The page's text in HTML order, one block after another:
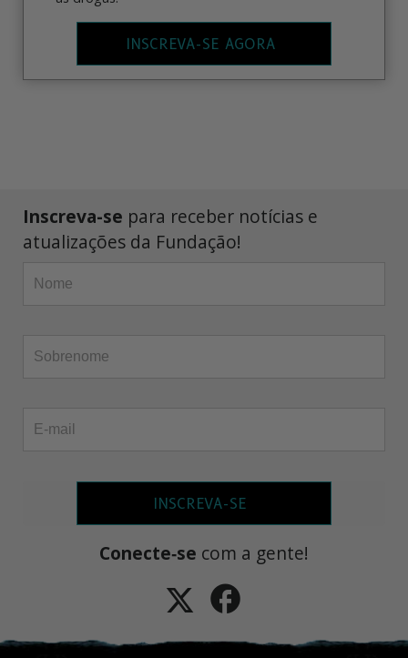
INSCREVA-SE AGORA
Inscreva-se para receber notícias e
atualizações da Fundação!
INSCREVA-SE
Conecte‑se com a gente!